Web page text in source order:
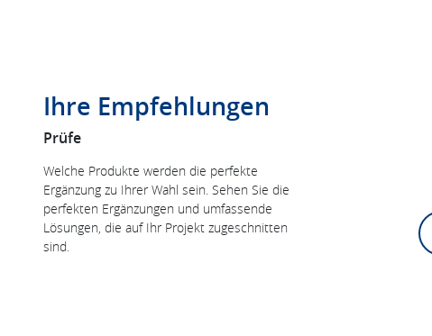
Ihre Empfehlungen
Prüfe
Welche Produkte werden die perfekte
Ergänzung zu Ihrer Wahl sein. Sehen Sie die
perfekten Ergänzungen und umfassende
Lösungen, die auf Ihr Projekt zugeschnitten
sind.